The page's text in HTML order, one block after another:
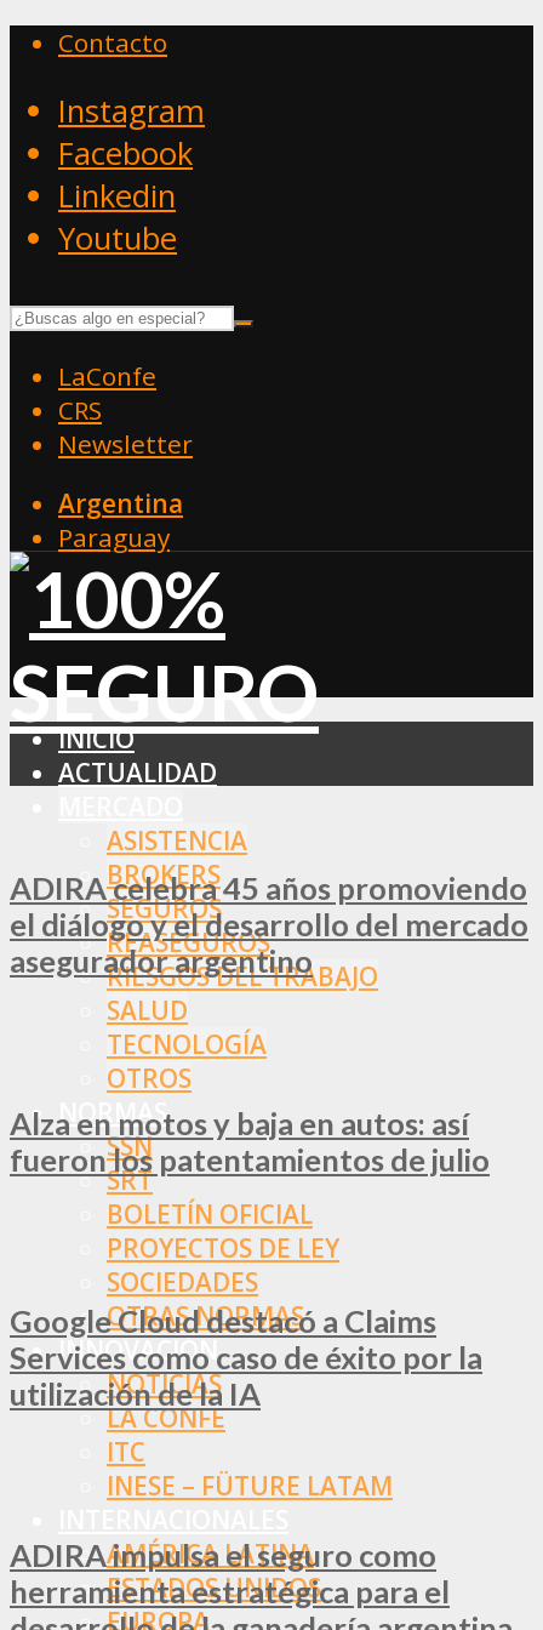
Contacto
Instagram
Facebook
Linkedin
Youtube
LaConfe
CRS
Newsletter
Argentina
Paraguay
INICIO
ACTUALIDAD
ASISTENCIA
BROKERS
SEGUROS
REASEGUROS
RIESGOS DEL TRABAJO
SALUD
TECNOLOGÍA
OTROS
NORMAS
SSN
SRT
BOLETÍN OFICIAL
PROYECTOS DE LEY
SOCIEDADES
OTRAS NORMAS
INNOVACIÓN
NOTICIAS
LA CONFE
ITC
INESE – FÜTURE LATAM
AMÉRICA LATINA
ESTADOS UNIDOS
EUROPA
ADIRA celebra 45 años promoviendo
el diálogo y el desarrollo del mercado
asegurador argentino
Alza en motos y baja en autos: así
fueron los patentamientos de julio
Google Cloud destacó a Claims
Services como caso de éxito por la
utilización de la IA
ADIRA impulsa el seguro como
herramienta estratégica para el